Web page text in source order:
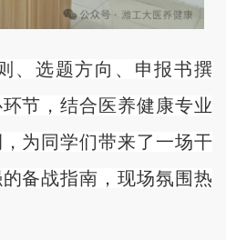
、选题方向、申报书撰
节，结合医养健康专业
为同学们带来了一场干
备战指南，现场氛围热